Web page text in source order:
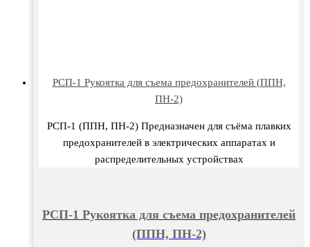
РСП-1 Рукоятка для съема предохранителей (ППН,
ПН-2)
РСП-1 (ППН, ПН-2) Предназначен для съёма плавких
предохранителей в электрических аппаратах и
распределительных устройствах
РСП-1 Рукоятка для съема предохранителей
(ППН, ПН-2)